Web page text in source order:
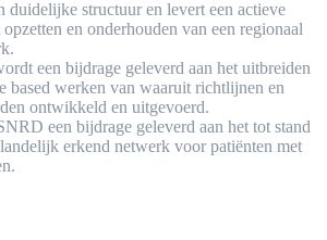
duidelijke structuur en levert een actieve
en onderhouden van een regionaal
een bijdrage geleverd aan het uitbreiden
based werken van waaruit richtlijnen en
ontwikkeld en uitgevoerd.
een bijdrage geleverd aan het tot stand
erkend netwerk voor patiënten met